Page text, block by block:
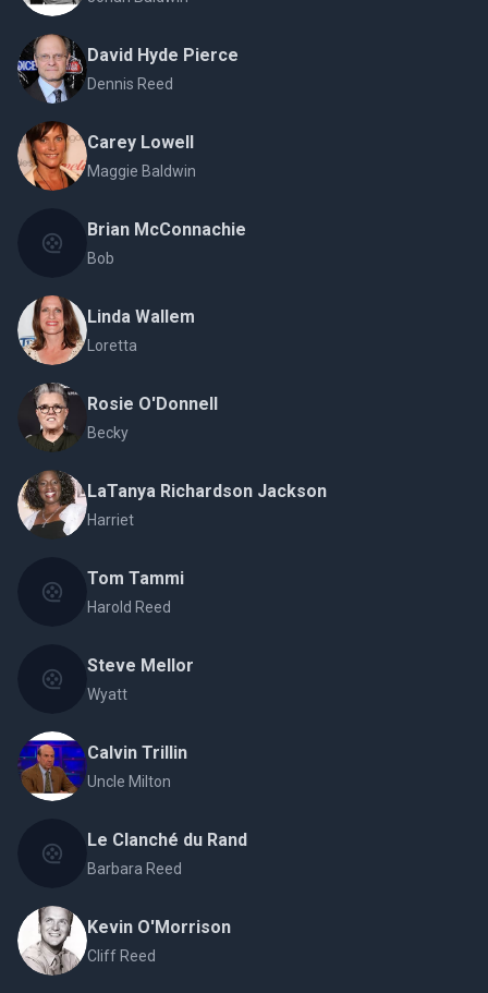
David Hyde Pierce
Dennis Reed
Carey Lowell
Maggie Baldwin
Brian McConnachie
Bob
Linda Wallem
Loretta
Rosie O'Donnell
Becky
LaTanya Richardson Jackson
Harriet
Tom Tammi
Harold Reed
Steve Mellor
Wyatt
Calvin Trillin
Uncle Milton
Le Clanché du Rand
Barbara Reed
Kevin O'Morrison
Cliff Reed